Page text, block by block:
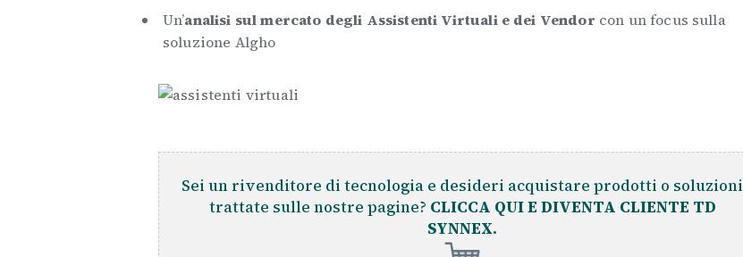
Un’analisi sul mercato degli Assistenti Virtuali e dei Vendor con un focus sulla
soluzione Algho
Sei un rivenditore di tecnologia e desideri acquistare prodotti o soluzioni
trattate sulle nostre pagine? CLICCA QUI E DIVENTA CLIENTE TD
SYNNEX.